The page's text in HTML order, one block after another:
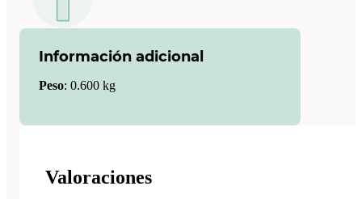
Información adicional
Peso: 0.600 kg
Valoraciones